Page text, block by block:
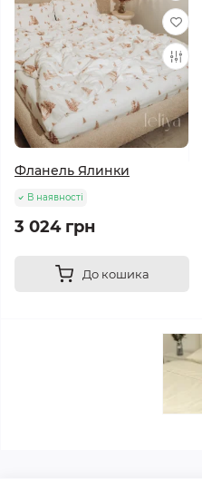
Фланель Ялинки
В наявності
3 024 грн
До кошика